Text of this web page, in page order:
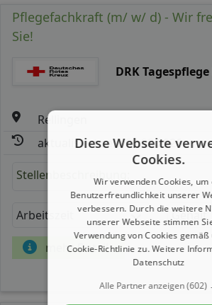
Pflegefachkraft (m/ w/ d) - Wir
Sie!
DRK
Rellingen
aktualisiert seit: 08.08.2026
Stellenbeschreibung:
Arbeitszeit Gehalt
mehr Details
Diese Webseite
Cookies.
Wir verwenden Cookies, um
Benutzerfreundlichkeit unserer
verbessern. Durch die weitere
unserer Webseite stimmen
Verwendung von Cookies
Cookie-Richtlinie zu.Weitere
Datenschutz
Alle Partner anzeigen(602)